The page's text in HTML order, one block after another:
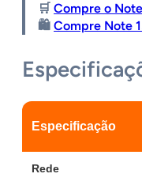
🛒 Compre o
🛍️ Compre Note
Especificação
Rede